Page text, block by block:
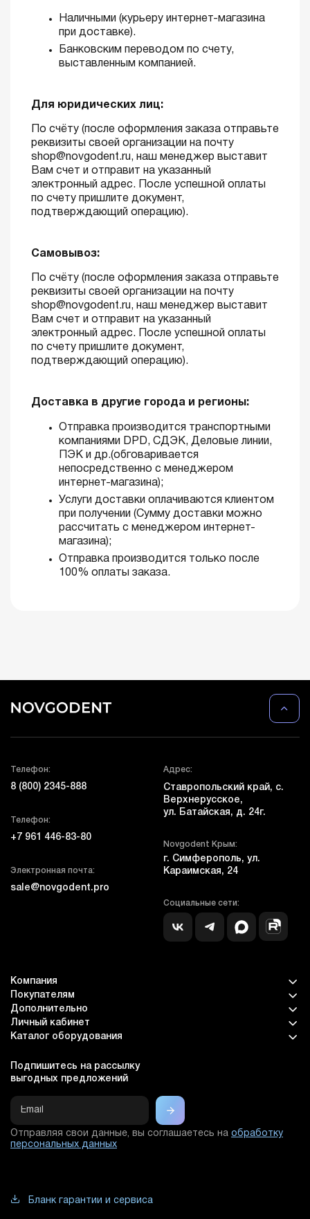
Наличными (курьеру интернет-магазина
при доставке).
Банковским переводом по счету,
выставленным компанией.
Для юридических лиц:
По счёту (после оформления заказа отправьте
реквизиты своей организации на почту
shop@novgodent.ru, наш менеджер выставит
Вам счет и отправит на указанный
электронный адрес. После успешной оплаты
по счету пришлите документ,
подтверждающий операцию).
Самовывоз:
По счёту (после оформления заказа отправьте
реквизиты своей организации на почту
shop@novgodent.ru, наш менеджер выставит
Вам счет и отправит на указанный
электронный адрес. После успешной оплаты
по счету пришлите документ,
подтверждающий операцию).
Доставка в другие города и регионы:
Отправка производится транспортными
компаниями DPD, СДЭК, Деловые линии,
ПЭК и др.(обговаривается
непосредственно с менеджером
интернет-магазина);
Услуги доставки оплачиваются клиентом
при получении (Сумму доставки можно
рассчитать с менеджером интернет-
магазина);
Отправка производится только после
100% оплаты заказа.
Телефон:
8 (800) 2345-888
Телефон:
+7 961 446-83-80
Электронная почта:
sale@novgodent.pro
Адрес:
Ставропольский край, с.
Верхнерусское,
ул. Батайская, д. 24г.
Novgodent Крым:
г. Симферополь, ул.
Караимская, 24
Социальные сети:
Компания
Покупателям
Дополнительно
Личный кабинет
Каталог оборудования
Подпишитесь на рассылку
выгодных предложений
Отправляя свои данные, вы соглашаетесь на обработку
персональных данных
Бланк гарантии и сервиса